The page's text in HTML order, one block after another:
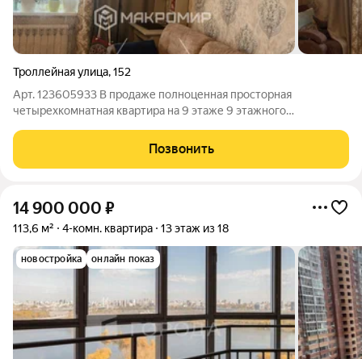
Троллейная улица,152
Арт. 123605933 В продаже полноценная просторная
четырехкомнатная квартира на 9 этаже 9 этажного
расположен, рядом все ,что нужно для жизни! Детский сад,
школа, магазины, остановка общественного
Позвонить
14 900 000 ₽
113,6 м² 4-комн. квартира 13 этаж из 18
новостройка онлайн показ